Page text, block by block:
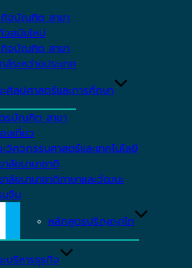
จบัณฑิต สาขา
จสมัยใหม่
จบัณฑิต สาขา
ระหว่างประเทศ
ศิลปศาสตร์และการศึกษา
รบัณฑิต สาขา
งเที่ยว
วิศวกรรมศาสตร์และเทคโนโลยี
ลัยนานาชาติ
ลัยนานาชาติภาษาและวัฒนะ
มจีน
หลักสูตรปริญญาโท
บริหารธุรกิจ